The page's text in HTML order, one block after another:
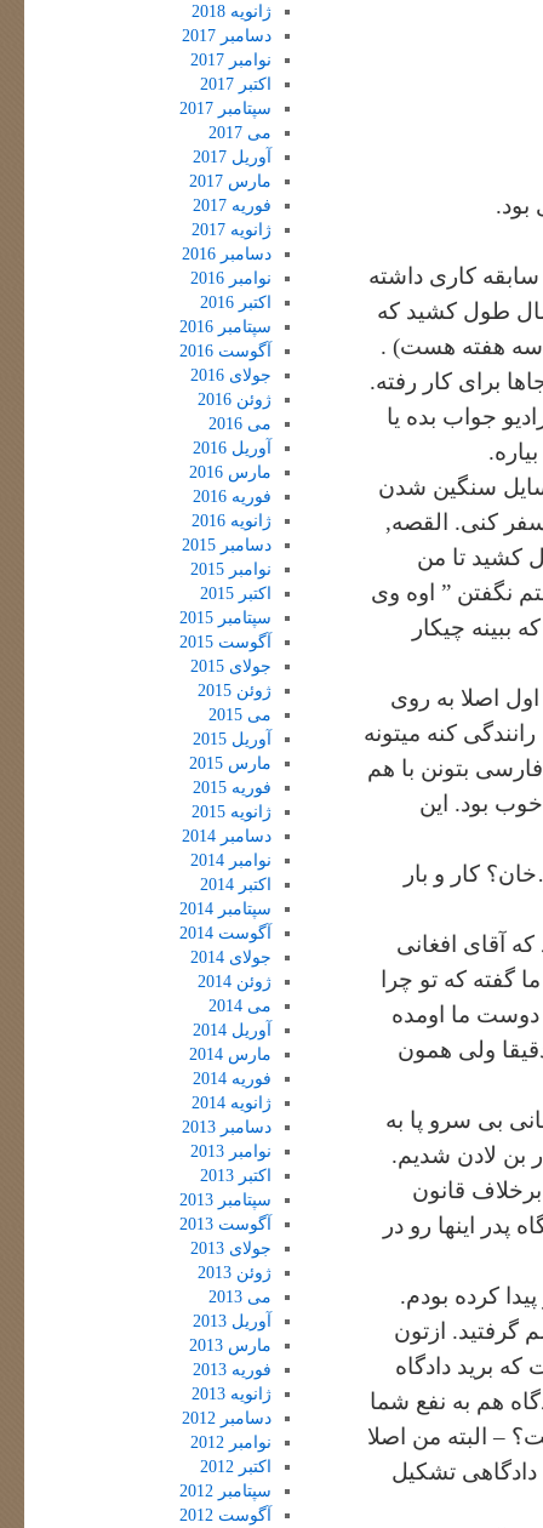
بود.
کاری داشته
طول کشید که
سه هفته هست) .
برای کار رفته.
جواب بده یا
سنگین شدن
کنی. القصه,
کشید تا من
نگفتن ” اوه وی
چیکار
اصلا به روی
کنه میتونه
بتونن با هم
بود. این
کار و بار
که آقای افغانی
گفته که تو چرا
دوست ما اومده
ولی همون
بی سرو پا به
بن لادن شدیم.
قانون
پدر اینها رو در
کرده بودم.
ازتون
برید دادگاه
هم به نفع شما
– البته من اصلا
دادگاهی تشکیل
ژانویه 2018
دسامبر 2017
نوامبر 2017
اکتبر 2017
سپتامبر 2017
می 2017
آوریل 2017
مارس 2017
فوریه 2017
ژانویه 2017
دسامبر 2016
نوامبر 2016
اکتبر 2016
سپتامبر 2016
آگوست 2016
جولای 2016
ژوئن 2016
می 2016
آوریل 2016
مارس 2016
فوریه 2016
ژانویه 2016
دسامبر 2015
نوامبر 2015
اکتبر 2015
سپتامبر 2015
آگوست 2015
جولای 2015
ژوئن 2015
می 2015
آوریل 2015
مارس 2015
فوریه 2015
ژانویه 2015
دسامبر 2014
نوامبر 2014
اکتبر 2014
سپتامبر 2014
آگوست 2014
جولای 2014
ژوئن 2014
می 2014
آوریل 2014
مارس 2014
فوریه 2014
ژانویه 2014
دسامبر 2013
نوامبر 2013
اکتبر 2013
سپتامبر 2013
آگوست 2013
جولای 2013
ژوئن 2013
می 2013
آوریل 2013
مارس 2013
فوریه 2013
ژانویه 2013
دسامبر 2012
نوامبر 2012
اکتبر 2012
سپتامبر 2012
آگوست 2012